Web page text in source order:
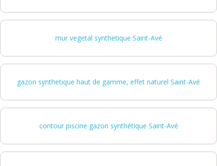
mur vegetal synthetique Saint-Avé
gazon synthetique haut de gamme, effet naturel Saint-Avé
contour piscine gazon synthétique Saint-Avé